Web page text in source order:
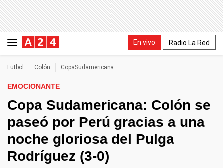
En vivo Radio La Red
Futbol Colón CopaSudamericana
EMOCIONANTE
Copa Sudamericana: Colón se
paseó por Perú gracias a una
noche gloriosa del Pulga
Rodríguez (3-0)